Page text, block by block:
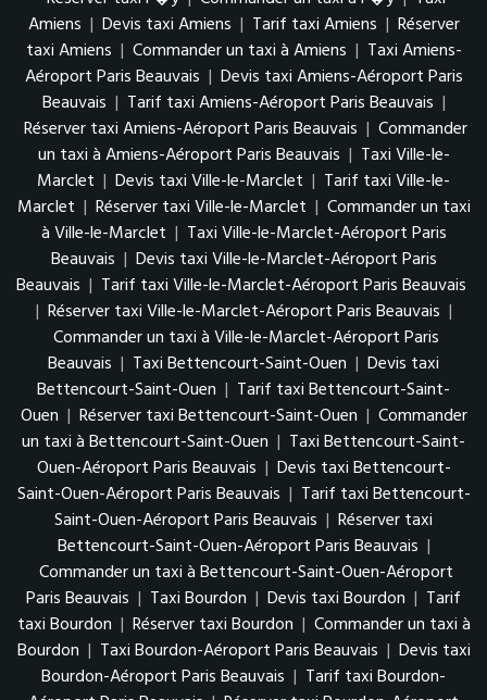
Amiens | Devis taxi Amiens | Tarif taxi Amiens | Réserver
taxi Amiens | Commander un taxi à Amiens | Taxi Amiens-
Aéroport Paris Beauvais | Devis taxi Amiens-Aéroport Paris
Beauvais | Tarif taxi Amiens-Aéroport Paris Beauvais |
Réserver taxi Amiens-Aéroport Paris Beauvais | Commander
un taxi à Amiens-Aéroport Paris Beauvais | Taxi Ville-le-
Marclet | Devis taxi Ville-le-Marclet | Tarif taxi Ville-le-
Marclet | Réserver taxi Ville-le-Marclet | Commander un taxi
à Ville-le-Marclet | Taxi Ville-le-Marclet-Aéroport Paris
Beauvais | Devis taxi Ville-le-Marclet-Aéroport Paris
Beauvais | Tarif taxi Ville-le-Marclet-Aéroport Paris Beauvais
| Réserver taxi Ville-le-Marclet-Aéroport Paris Beauvais |
Commander un taxi à Ville-le-Marclet-Aéroport Paris
Beauvais | Taxi Bettencourt-Saint-Ouen | Devis taxi
Bettencourt-Saint-Ouen | Tarif taxi Bettencourt-Saint-
Ouen | Réserver taxi Bettencourt-Saint-Ouen | Commander
un taxi à Bettencourt-Saint-Ouen | Taxi Bettencourt-Saint-
Ouen-Aéroport Paris Beauvais | Devis taxi Bettencourt-
Saint-Ouen-Aéroport Paris Beauvais | Tarif taxi Bettencourt-
Saint-Ouen-Aéroport Paris Beauvais | Réserver taxi
Bettencourt-Saint-Ouen-Aéroport Paris Beauvais |
Commander un taxi à Bettencourt-Saint-Ouen-Aéroport
Paris Beauvais | Taxi Bourdon | Devis taxi Bourdon | Tarif
taxi Bourdon | Réserver taxi Bourdon | Commander un taxi à
Bourdon | Taxi Bourdon-Aéroport Paris Beauvais | Devis taxi
Bourdon-Aéroport Paris Beauvais | Tarif taxi Bourdon-